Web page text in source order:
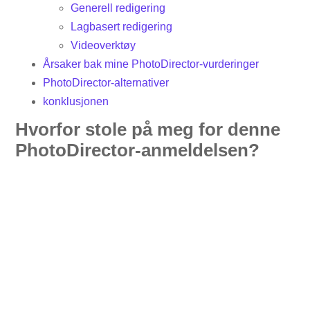
Generell redigering
Lagbasert redigering
Videoverktøy
Årsaker bak mine PhotoDirector-vurderinger
PhotoDirector-alternativer
konklusjonen
Hvorfor stole på meg for denne
PhotoDirector-anmeldelsen?